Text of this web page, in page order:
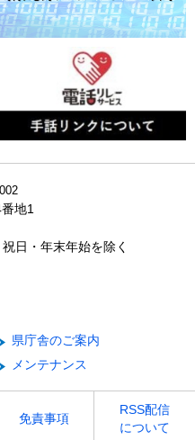
地1
日・年末年始を除く
県庁舎のご案内
メンテナンス
免責事項
RSS配信
について